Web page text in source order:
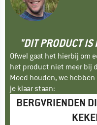
"DIT PRODUCT
Ofwel gaat het hierbij om
het product niet meer bij
Moed houden, we
je klaar staan:
BERGVRIENDEN